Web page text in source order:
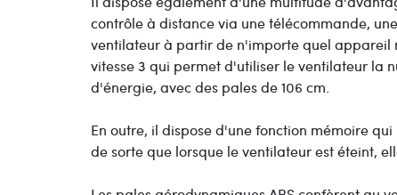
contrôle à distance via une télécommande,
ventilateur à partir de n'importe quel appareil
vitesse 3 qui permet d'utiliser le ventilateur la
d'énergie, avec des pales de 106 cm.
En outre, il dispose d'une fonction mémoire
de sorte que lorsque le ventilateur est éteint,